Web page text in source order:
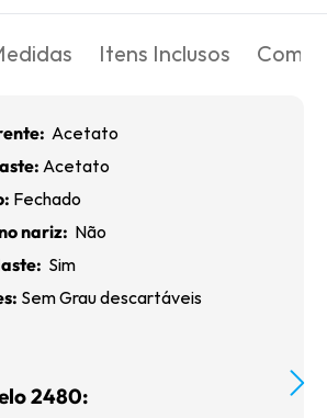
Itens Inclusos Como
Acetato
Acetato
Fechado
nariz: Não
Sim
Sem Grau descartáveis
2480: